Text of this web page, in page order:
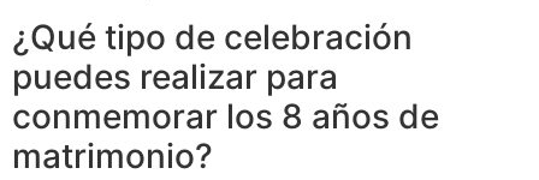
¿Qué tipo de celebración
puedes realizar para
conmemorar los 8 años de
matrimonio?